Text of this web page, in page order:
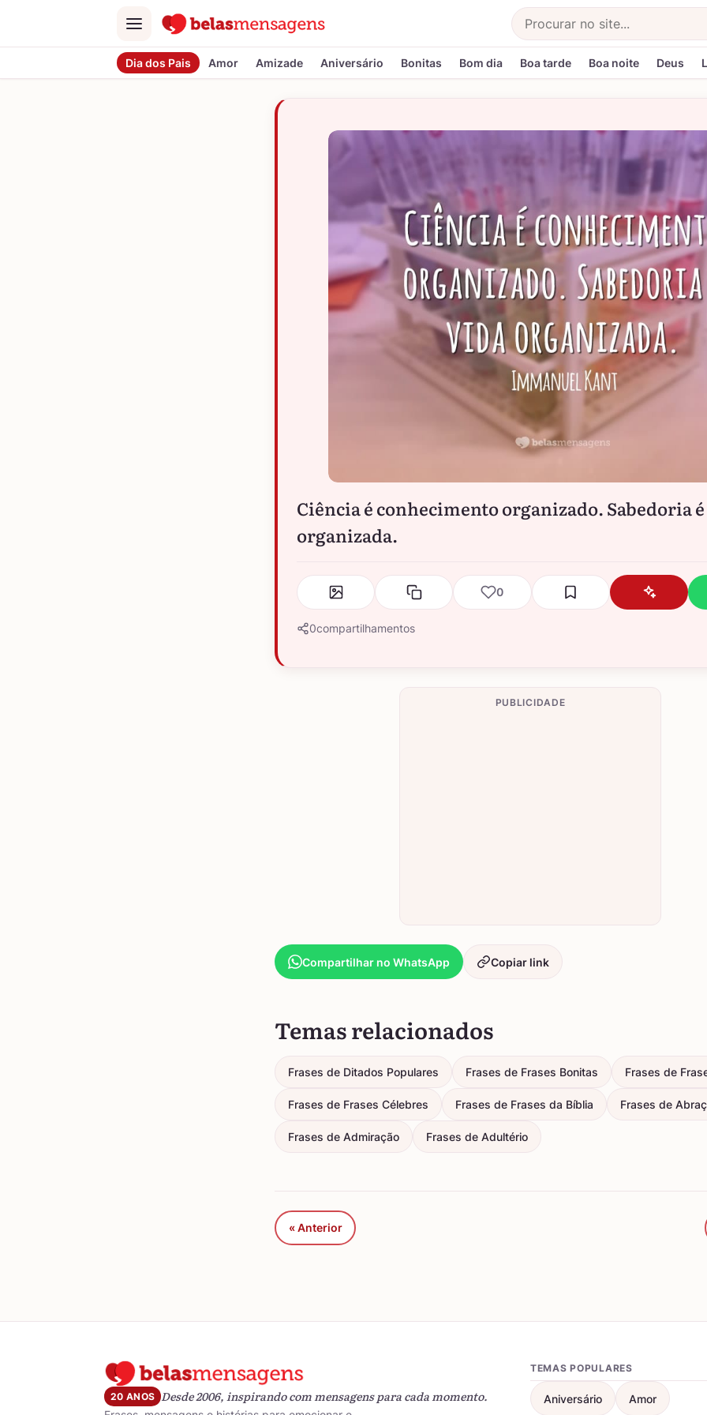
Menu
Buscar
Dia dos Pais Amor Amizade Aniversário Bonitas Bom dia Boa tarde Boa noite Deus
Ciência é conhecimento organizado. Sabedoria
organizada.
0
0compartilhamentos
PUBLICIDADE
Compartilhar no WhatsApp Copiar link
Temas relacionados
Frases de Ditados Populares Frases de Frases Bonitas Frases de
Frases de Frases Célebres Frases de Frases da Bíblia Frases de
Frases de Admiração Frases de Adultério
« Anterior
20 ANOS Desde 2006, inspirando com mensagens para cada momento.
TEMAS POPULARES
Aniversário Amor